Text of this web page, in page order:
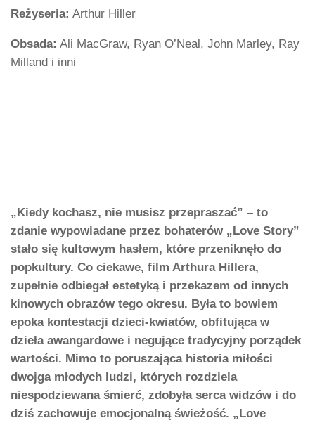
Reżyseria: Arthur Hiller
Obsada: Ali MacGraw, Ryan O’Neal, John Marley, Ray
Milland i inni
„Kiedy kochasz, nie musisz przepraszać” – to
zdanie wypowiadane przez bohaterów „Love Story”
stało się kultowym hasłem, które przeniknęło do
popkultury. Co ciekawe, film Arthura Hillera,
zupełnie odbiegał estetyką i przekazem od innych
kinowych obrazów tego okresu. Była to bowiem
epoka kontestacji dzieci-kwiatów, obfitująca w
dzieła awangardowe i negujące tradycyjny porządek
wartości. Mimo to poruszająca historia miłości
dwojga młodych ludzi, których rozdziela
niespodziewana śmierć, zdobyła serca widzów i do
dziś zachowuje emocjonalną świeżość. „Love